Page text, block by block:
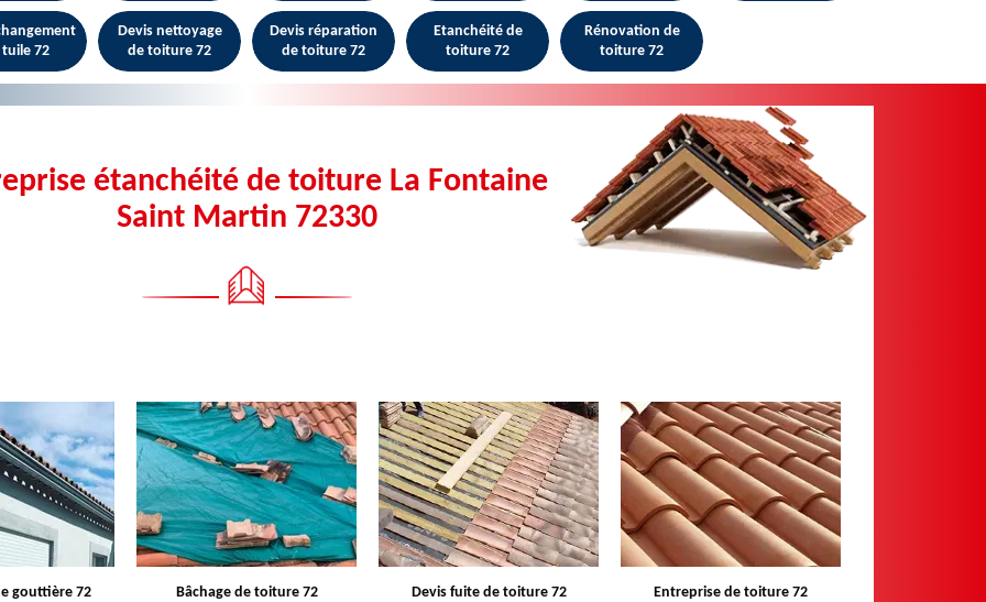
72
Devis nettoyage
de toiture 72
Devis réparation
de toiture 72
Etanchéité de
toiture 72
Rénovation de
toiture 72
étanchéité de toiture La Fontaine
Saint Martin 72330
gouttière 72 Bâchage de toiture 72 Devis fuite de toiture 72 Entreprise de toiture 72